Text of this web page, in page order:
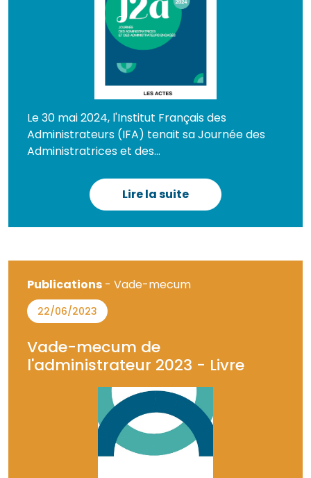
Le 30 mai 2024, l'Institut Français des
Administrateurs (IFA) tenait sa Journée des
Administratrices et des...
Lire la suite
Publications- Vade-mecum
22/06/2023
Vade-mecum de
l'administrateur 2023 - Livre